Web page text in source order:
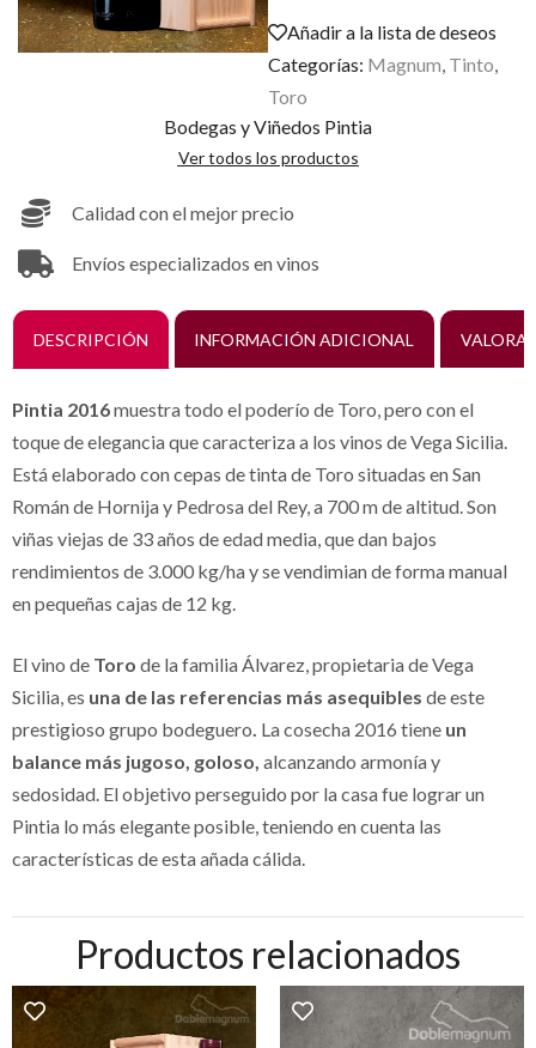
Añadir a la lista de deseos
Categorías: Magnum, Tinto,
Toro
Bodegas y Viñedos Pintia
Ver todos los productos
Calidad con el mejor precio
Envíos especializados en vinos
DESCRIPCIÓN INFORMACIÓN ADICIONAL
Pintia 2016muestra todo el poderío de Toro, pero con el
toque de elegancia que caracteriza a los vinos de Vega Sicilia.
Está elaborado con cepas de tinta de Toro situadas en San
Román de Hornija y Pedrosa del Rey, a 700 m de altitud. Son
viñas viejas de 33 años de edad media, que dan bajos
rendimientos de 3.000 kg/ha y se vendimian de forma manual
en pequeñas cajas de 12 kg.
El vino de Toro de la familia Álvarez, propietaria de Vega
Sicilia, es una de las referencias más asequibles de este
prestigioso grupo bodeguero. La cosecha 2016 tiene un
balance más jugoso, goloso, alcanzando armonía y
sedosidad. El objetivo perseguido por la casa fue lograr un
Pintia lo más elegante posible, teniendo en cuenta las
características de esta añada cálida.
Productos relacionados